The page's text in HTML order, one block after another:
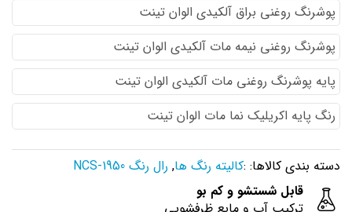
پوشرنگ روغنی براق آلکیدی الوان تینت
پوشرنگ روغنی نیمه مات آلکیدی الوان تینت
پایه پوشرنگ روغنی مات آلکیدی الوان تینت
رنگ پایه اکریلیک نما مات الوان تینت
دسته بندی کالاها: :کالیته رنگ ها, رال رنگ NCS-1950
قابل شستشو و کم بو